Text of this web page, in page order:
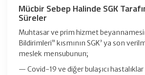
Mücbir Sebep Halinde SGK
Süreler
Muhtasar ve prim hizmet
Bildirimleri” kısmının SGK’ ya son
meslek mensubunun;
— Covid-19 ve diğer bulaşıcı